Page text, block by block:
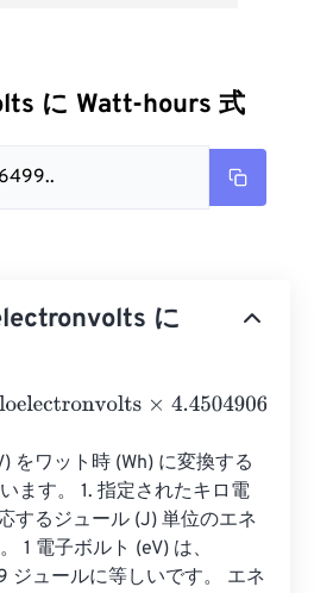
に Watt-hours 式
に
×4.4504906499998e
をワット時 (Wh) に変換する
ます。 1. 指定されたキロ電
するジュール (J) 単位のエネ
1 電子ボルト (eV) は、
ジュールに等しいです。 エネ